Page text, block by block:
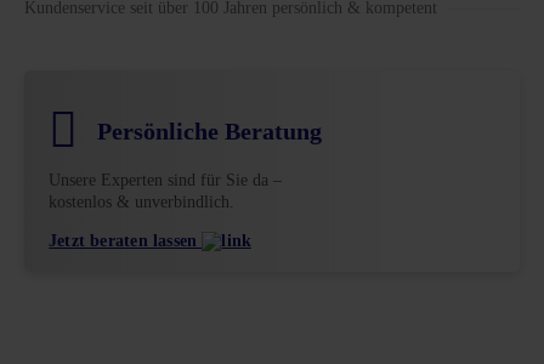
Kundenservice seit über 100 Jahren persönlich & kompetent
Persönliche Beratung
Unsere Experten sind für Sie da –
kostenlos & unverbindlich.
Jetzt beraten lassen